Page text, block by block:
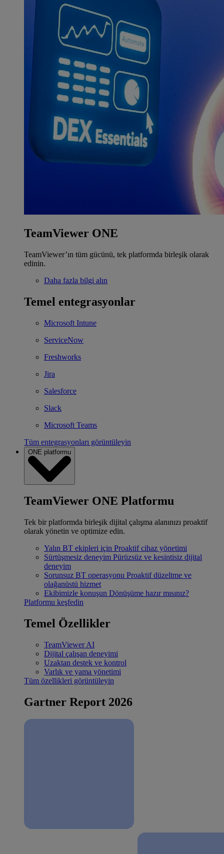
TeamViewer ONE
TeamViewer’ın tüm gücünü, tek platformda birleşik olarak
edinin.
Daha fazla bilgi alın
Temel entegrasyonlar
Microsoft Intune
ServiceNow
Freshworks
Jira
Salesforce
Slack
Microsoft Teams
Tüm entegrasyonları görüntüleyin
ONE platformu
TeamViewer ONE Platformu
Tek bir platformda birleşik dijital çalışma alanınızı proaktif
olarak yönetin ve optimize edin.
Yalın BT ekipleri için Proaktif cihaz yönetimi
Sürtüşmesiz deneyim Pürüzsüz ve kesintisiz dijital
deneyim
Sorunsuz BT operasyonu Proaktif düzeltme ve
olağanüstü hizmet
Ekibimizle konuşun Dönüşüme hazır mısınız?
Platformu keşfedin
Temel Özellikler
TeamViewer AI
Dijital çalışan deneyimi
Uzaktan destek ve kontrol
Varlık ve yama yönetimi
Tüm özellikleri görüntüleyin
Gartner Report 2026